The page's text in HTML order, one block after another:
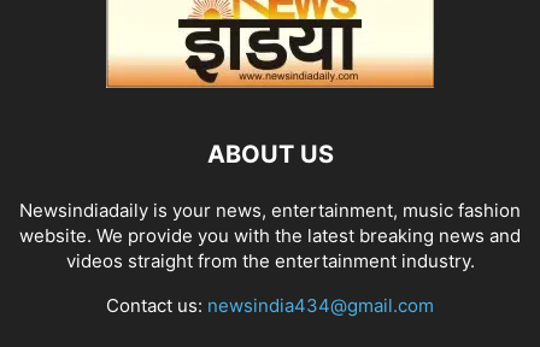
ABOUT US
Newsindiadaily is your news, entertainment, music fashion
website. We provide you with the latest breaking news and
videos straight from the entertainment industry.
Contact us: newsindia434@gmail.com